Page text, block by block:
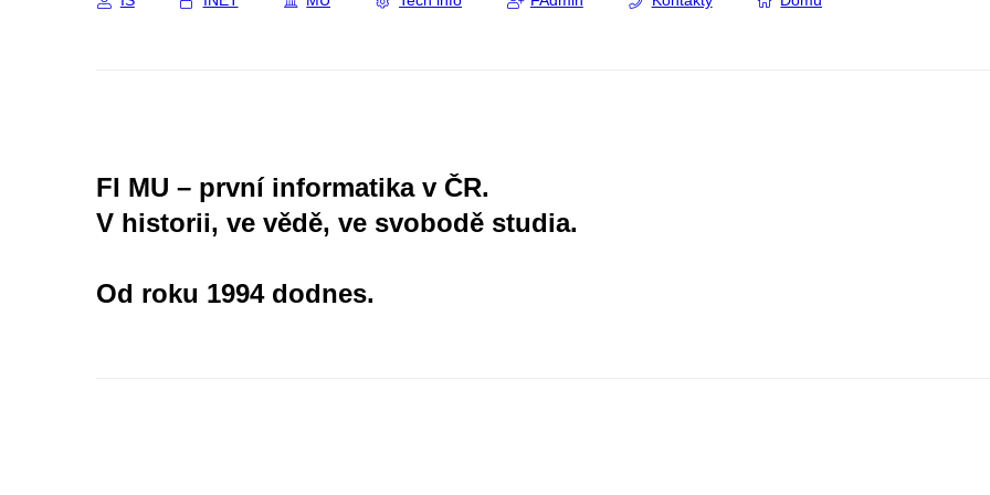
FI MU – první informatika v ČR.
V historii, ve vědě, ve svobodě studia.
Od roku 1994 dodnes.